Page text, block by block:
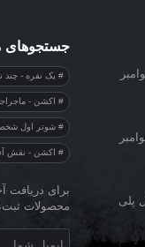
پلی
جستجوهای
یک نفره - چند
اکشن -
شوتر اول
اکشن - نقش
برای دریافت
محصولات